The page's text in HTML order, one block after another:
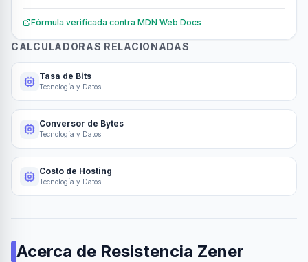
Fórmula verificada contra MDN Web Docs
CALCULADORAS RELACIONADAS
Tasa de Bits
Tecnología y Datos
Conversor de Bytes
Tecnología y Datos
Costo de Hosting
Tecnología y Datos
Acerca de Resistencia Zener